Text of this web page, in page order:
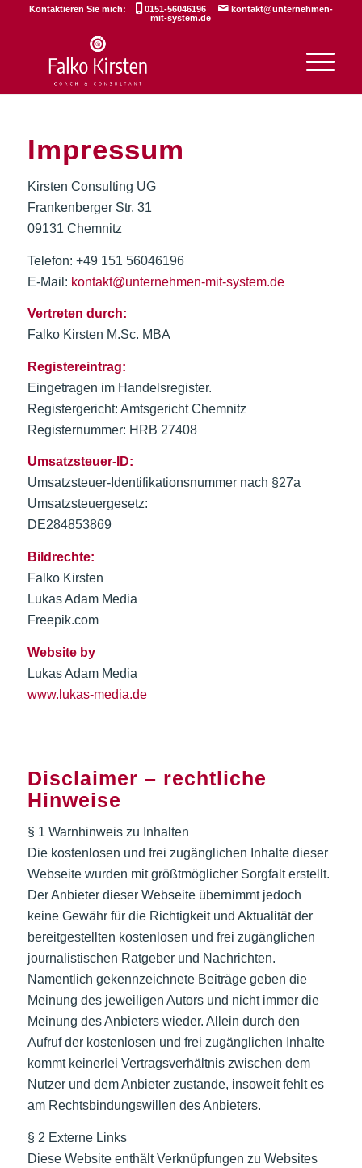
Kontaktieren Sie mich: 0151-56046196
kontakt@unternehmen-
mit-system.de
Impressum
Kirsten Consulting UG
Frankenberger Str. 31
09131 Chemnitz
Telefon: +49 151 56046196
E-Mail: kontakt@unternehmen-mit-system.de
Vertreten durch:
Falko Kirsten M.Sc. MBA
Registereintrag:
Eingetragen im Handelsregister.
Registergericht: Amtsgericht Chemnitz
Registernummer: HRB 27408
Umsatzsteuer-ID:
Umsatzsteuer-Identifikationsnummer nach §27a
Umsatzsteuergesetz:
DE284853869
Bildrechte:
Falko Kirsten
Lukas Adam Media
Freepik.com
Website by
Lukas Adam Media
www.lukas-media.de
Disclaimer – rechtliche
Hinweise
§ 1 Warnhinweis zu Inhalten
Die kostenlosen und frei zugänglichen Inhalte dieser
Webseite wurden mit größtmöglicher Sorgfalt erstellt.
Der Anbieter dieser Webseite übernimmt jedoch
keine Gewähr für die Richtigkeit und Aktualität der
bereitgestellten kostenlosen und frei zugänglichen
journalistischen Ratgeber und Nachrichten.
Namentlich gekennzeichnete Beiträge geben die
Meinung des jeweiligen Autors und nicht immer die
Meinung des Anbieters wieder. Allein durch den
Aufruf der kostenlosen und frei zugänglichen Inhalte
kommt keinerlei Vertragsverhältnis zwischen dem
Nutzer und dem Anbieter zustande, insoweit fehlt es
am Rechtsbindungswillen des Anbieters.
§ 2 Externe Links
Diese Website enthält Verknüpfungen zu Websites